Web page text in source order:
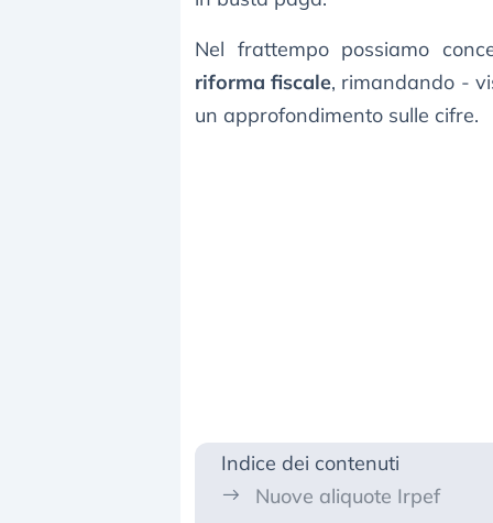
Nel frattempo possiamo
riforma fiscale, rimandando -
un approfondimento sulle cifre.
Indice dei contenuti
Nuove aliquote Irpef